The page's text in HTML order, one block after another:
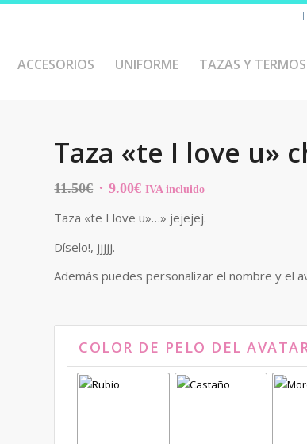
ACCESORIOS UNIFORME TAZAS Y TERMOS
Taza «te I love u»
11.50€ El
original
11.50€.
9.00€El
actual
IVA incluido
Taza «te I love u»…» jejejej.
Díselo!, jjjjj.
Además puedes personalizar el nombre y el
COLOR DE PELO DEL